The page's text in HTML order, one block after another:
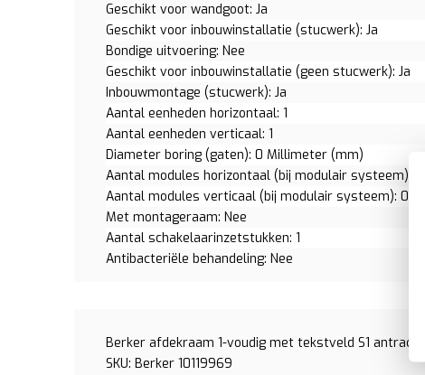
Geschikt voor wandgoot: Ja
Geschikt voor inbouwinstallatie (stucwerk): Ja
Bondige uitvoering: Nee
Geschikt voor inbouwinstallatie (geen stucwerk): Ja
Inbouwmontage (stucwerk): Ja
Aantal eenheden horizontaal: 1
Aantal eenheden verticaal: 1
Diameter boring (gaten): 0 Millimeter (mm)
Aantal modules horizontaal (bij modulair systeem): 0
Aantal modules verticaal (bij modulair systeem): 0
Met montageraam: Nee
Aantal schakelaarinzetstukken: 1
Antibacteriële behandeling: Nee
Berker afdekraam 1-voudig met tekstveld S1
SKU: Berker 10119969